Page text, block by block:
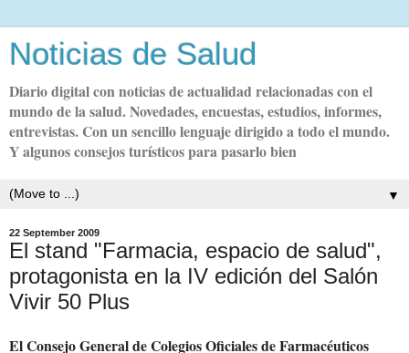
Noticias de Salud
Diario digital con noticias de actualidad relacionadas con el
mundo de la salud. Novedades, encuestas, estudios, informes,
entrevistas. Con un sencillo lenguaje dirigido a todo el mundo.
Y algunos consejos turísticos para pasarlo bien
▼
22 September 2009
El stand "Farmacia, espacio de salud",
protagonista en la IV edición del Salón
Vivir 50 Plus
El Consejo General de Colegios Oficiales de Farmacéuticos